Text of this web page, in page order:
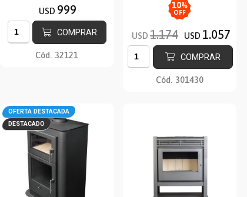
USD 999
COMPRAR
Cód. 32121
10%
OFF
USD 1.174 USD 1.057
COMPRAR
Cód. 301430
OFERTA DESTACADA
DESTACADO